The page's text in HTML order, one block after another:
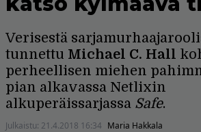
Verisestä
tunnettu Michael C. Hall
perheellisen miehen
pian alkavassa Netlixin
alkuperäissarjassa Safe.
Julkaistu: 21.4.2018 16:34 Maria Hakkala